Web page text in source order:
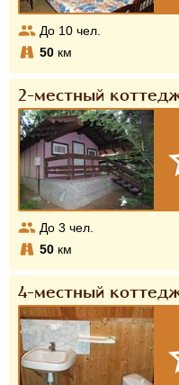
До 10 чел.
50 км
2-местный
До 3 чел.
50 км
4-местный